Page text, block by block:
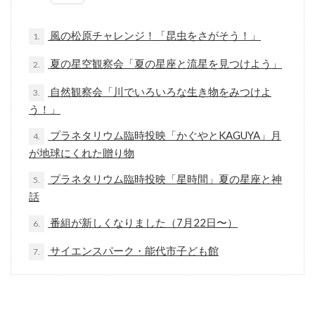
1. 風の松原チャレンジ！「昆虫をさがそう！」
2. 夏の星空観察会「夏の星座と流星を見つけよう」
3.
自然観察会「川でいろいろな生き物をみつけよ
う！」
4.
プラネタリウム臨時投映「かぐやとKAGUYA」月
が地球にくれた贈り物
5.
プラネタリウム臨時投映「星時間」夏の星座と神
話
6. 番組が新しくなりました（7月22日〜）
7. サイエンスパーク・能代市子ども館